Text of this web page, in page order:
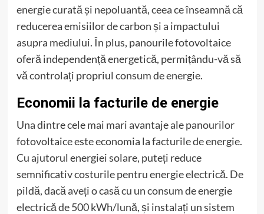
energie curată și nepoluantă, ceea ce înseamnă că
reducerea emisiilor de carbon și a impactului
asupra mediului. În plus, panourile fotovoltaice
oferă independență energetică, permițându-vă să
vă controlați propriul consum de energie.
Economii la facturile de energie
Una dintre cele mai mari avantaje ale panourilor
fotovoltaice este economia la facturile de energie.
Cu ajutorul energiei solare, puteți reduce
semnificativ costurile pentru energie electrică. De
pildă, dacă aveți o casă cu un consum de energie
electrică de 500 kWh/lună, și instalați un sistem